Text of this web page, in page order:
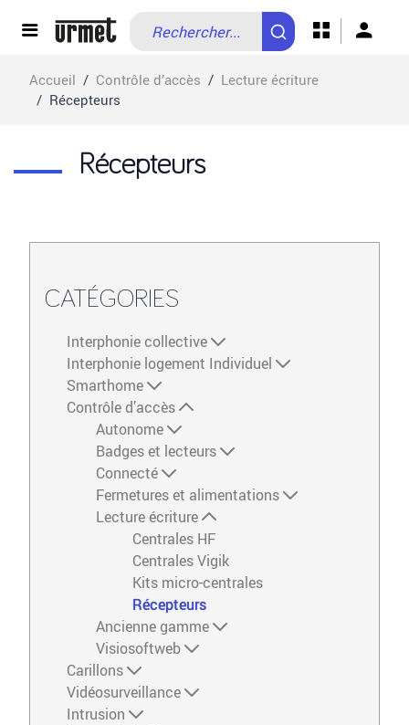
Allez au contenu
Accueil / Contrôle d’accès / Lecture écriture
/ Récepteurs
Récepteurs
CATÉGORIES
Interphonie collective
Interphonie logement Individuel
Smarthome
Contrôle d’accès
Autonome
Badges et lecteurs
Connecté
Fermetures et alimentations
Lecture écriture
Centrales HF
Centrales Vigik
Kits micro-centrales
Récepteurs
Ancienne gamme
Visiosoftweb
Carillons
Vidéosurveillance
Intrusion